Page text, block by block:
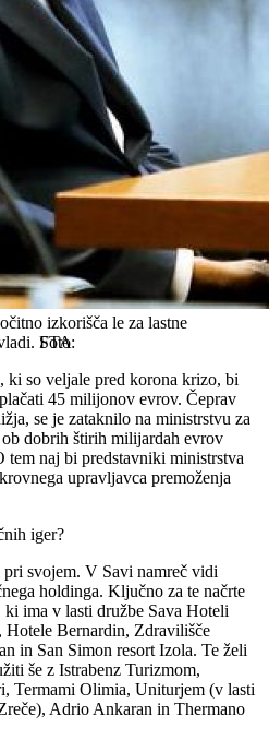
izkorišča le za lastne
STA
ki so veljale pred korona krizo, bi
45 milijonov evrov. Čeprav
se je zataknilo na ministrstvu za
ob dobrih štirih milijardah evrov
naj bi predstavniki ministrstva
upravljavca premoženja
iger?
svojem. V Savi namreč vidi
holdinga. Ključno za te načrte
ima v lasti družbe Sava Hoteli
Hotele Bernardin, Zdravilišče
in San Simon resort Izola. Te želi
še z Istrabenz Turizmom,
Termami Olimia, Uniturjem (v lasti
Adrio Ankaran in Thermano